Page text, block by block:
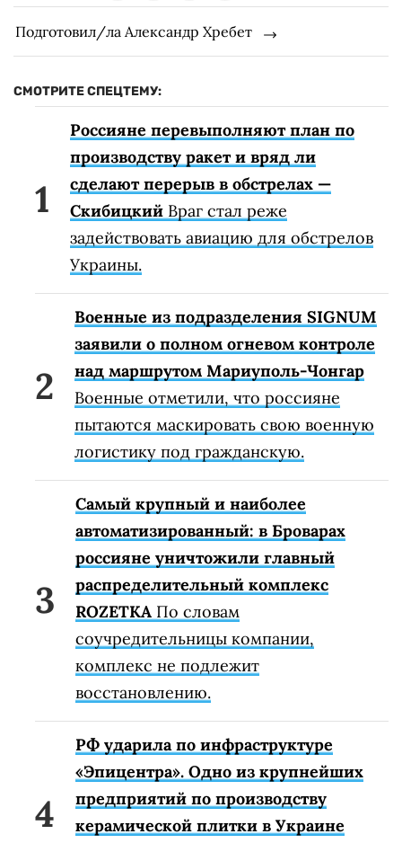
Подготовил/ла Александр Хребет
СМОТРИТЕ СПЕЦТЕМУ:
Россияне перевыполняют план по
производству ракет и вряд ли
сделают перерыв в обстрелах —
Скибицкий Враг стал реже
задействовать авиацию для обстрелов
Украины.
Военные из подразделения SIGNUM
заявили о полном огневом контроле
над маршрутом Мариуполь-Чонгар
Военные отметили, что россияне
пытаются маскировать свою военную
логистику под гражданскую.
Самый крупный и наиболее
автоматизированный: в Броварах
россияне уничтожили главный
распределительный комплекс
ROZETKA По словам
соучредительницы компании,
комплекс не подлежит
восстановлению.
РФ ударила по инфраструктуре
«Эпицентра». Одно из крупнейших
предприятий по производству
керамической плитки в Украине